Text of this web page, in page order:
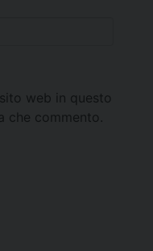
web in questo
che commento.